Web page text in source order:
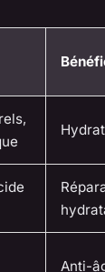
Anti-